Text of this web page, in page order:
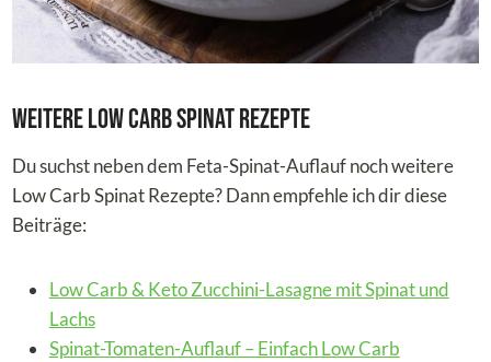
Weitere Low Carb Spinat Rezepte
Du suchst neben dem Feta-Spinat-Auflauf noch weitere
Low Carb Spinat Rezepte? Dann empfehle ich dir diese
Beiträge:
Low Carb & Keto Zucchini-Lasagne mit Spinat und
Lachs
Spinat-Tomaten-Auflauf – Einfach Low Carb